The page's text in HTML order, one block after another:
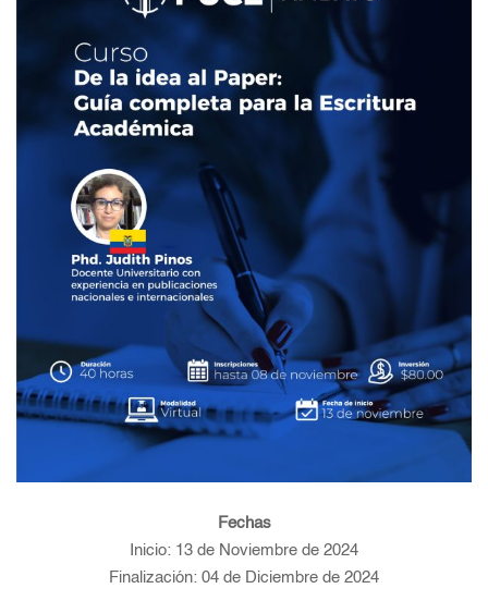
Fechas
Inicio: 13 de Noviembre de 2024
Finalización: 04 de Diciembre de 2024